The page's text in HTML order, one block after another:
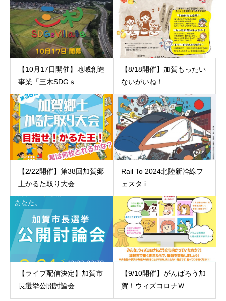
【10月17日開催】地域創造
事業「三木SDGｓ...
【8/18開催】加賀もったい
ないがいね！
【2/22開催】第38回加賀郷
土かるた取り大会
Rail To 2024北陸新幹線フ
ェスタ i...
【ライブ配信決定】加賀市
長選挙公開討論会
【9/10開催】がんばろう加
賀！ウィズコロナＷ...